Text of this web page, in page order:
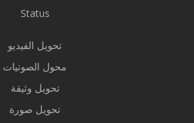
Status
تحويل الفيديو
محول الصوتيات
تحويل وثيقة
تحويل صورة